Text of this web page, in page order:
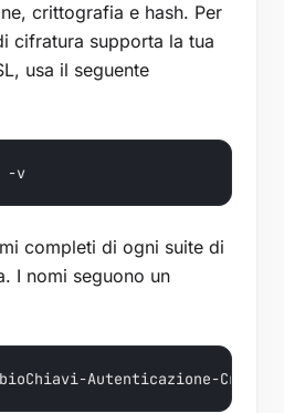
crittografia e hash. Per
cifratura supporta la tua
usa il seguente
completi di ogni suite di
I nomi seguono un
Autenticazione-